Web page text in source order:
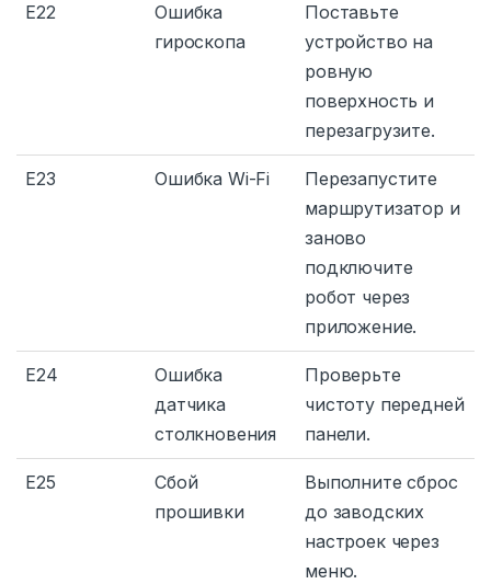
E22
Ошибка
гироскопа
Поставьте
устройство на
ровную
поверхность и
перезагрузите.
E23 Ошибка Wi-Fi
Перезапустите
маршрутизатор и
заново
подключите
робот через
приложение.
E24
Ошибка
датчика
столкновения
Проверьте
чистоту передней
панели.
E25
Сбой
прошивки
Выполните сброс
до заводских
настроек через
меню.